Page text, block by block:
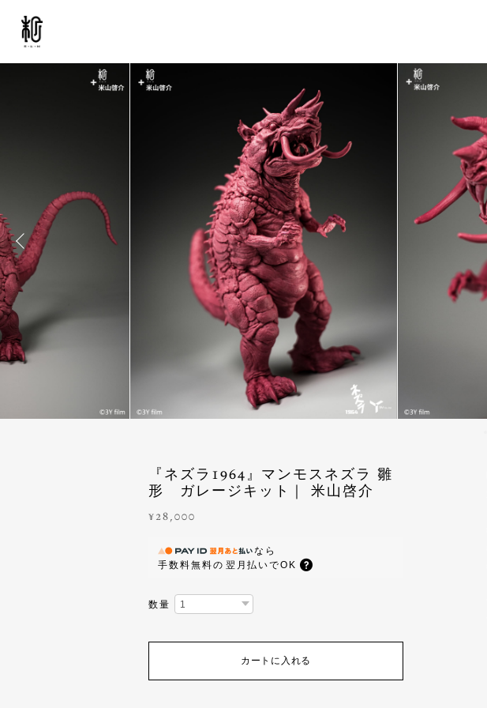
『ネズラ1964』マンモスネズラ 雛
形 ガレージキット｜ 米山啓介
¥28,000
なら
手数料無料の 翌月払いでOK
数量
カートに入れる